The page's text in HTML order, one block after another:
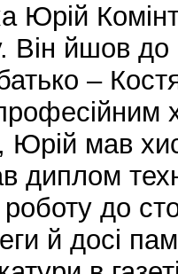
Юрій
Він йшов
–
Юрій мав
диплом
до
й досі